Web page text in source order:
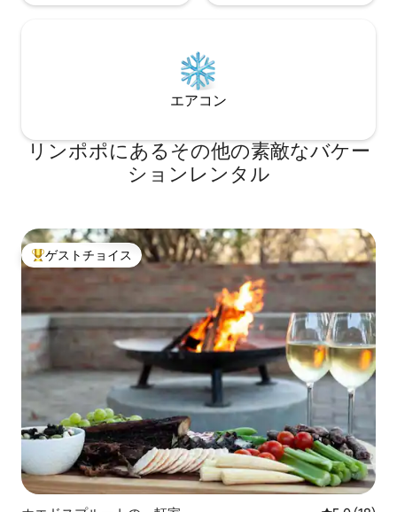
エアコン
リンポポにあるその他の素敵なバケー
ションレンタル
大好評のゲストチョイスです。
ゲストチョイス